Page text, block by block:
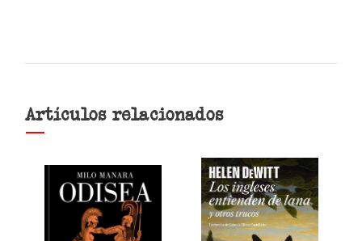
Artículos relacionados